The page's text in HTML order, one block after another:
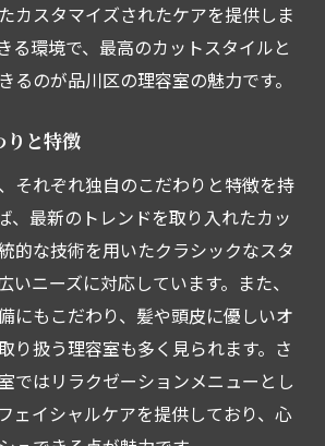
カスタマイズされたケアを提供しま
る環境で、最高のカットスタイルと
るのが品川区の理容室の魅力です。
りと特徴
それぞれ独自のこだわりと特徴を持
、最新のトレンドを取り入れたカッ
的な技術を用いたクラシックなスタ
いニーズに対応しています。また、
にもこだわり、髪や頭皮に優しいオ
り扱う理容室も多く見られます。さ
ではリラクゼーションメニューとし
ェイシャルケアを提供しており、心